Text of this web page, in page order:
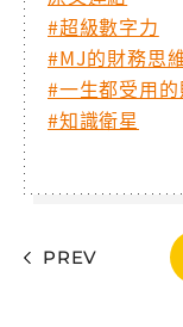
#超級數字力
#MJ的財務思
#一生都受用
#知識衛星
PREV